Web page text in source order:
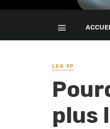
LES 3P
plus